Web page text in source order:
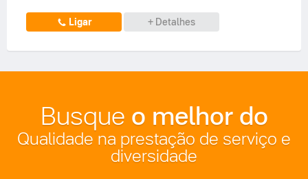
Ligar + Detalhes
Busque o melhor do
Qualidade na prestação de serviço e
diversidade